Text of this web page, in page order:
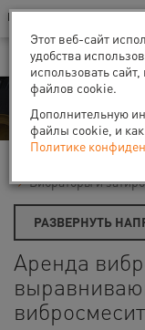
Ваш город:Казань
В Вашем регионе нет
Аренда
Вибраторы и
РАЗВЕРНУТЬ
Аренда
Этот веб-сайт
удобства
использовать
файлов cookie.
Дополнительную
файлы cookie, и
Политике